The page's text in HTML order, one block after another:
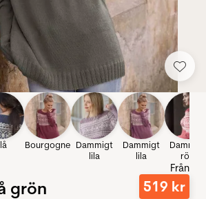
Bourgogne Dammigt
lila
Dammigt
lila
Dammigt
rött
grön
Från
519 kr